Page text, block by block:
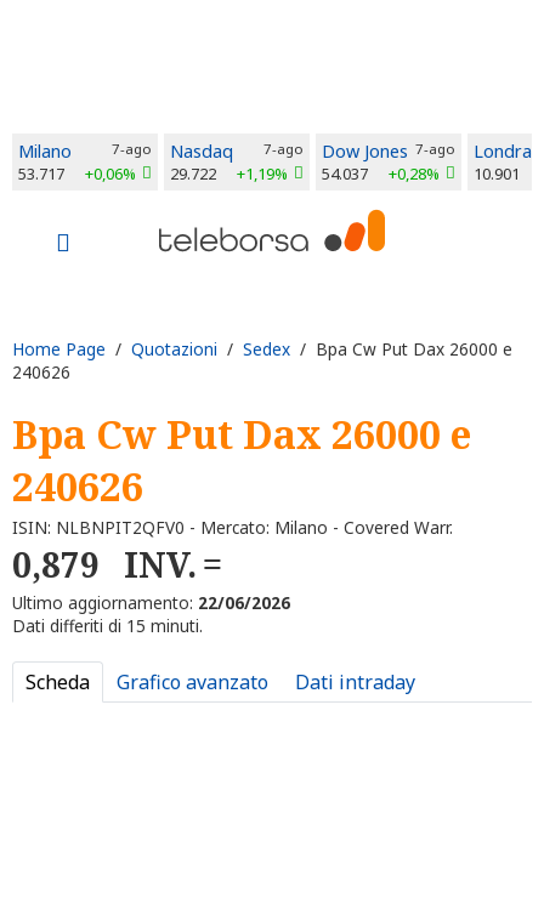
Milano 7-ago
53.717 +0,06%
Nasdaq 7-ago
29.722 +1,19%
Dow Jones 7-ago
54.037 +0,28%
Londra
10.901
Home Page / Quotazioni / Sedex / Bpa Cw Put Dax 26000 e
240626
Bpa Cw Put Dax 26000 e
240626
ISIN: NLBNPIT2QFV0 - Mercato: Milano - Covered Warr.
0,879 INV.
Ultimo aggiornamento: 22/06/2026
Dati differiti di 15 minuti.
Scheda Grafico avanzato Dati intraday